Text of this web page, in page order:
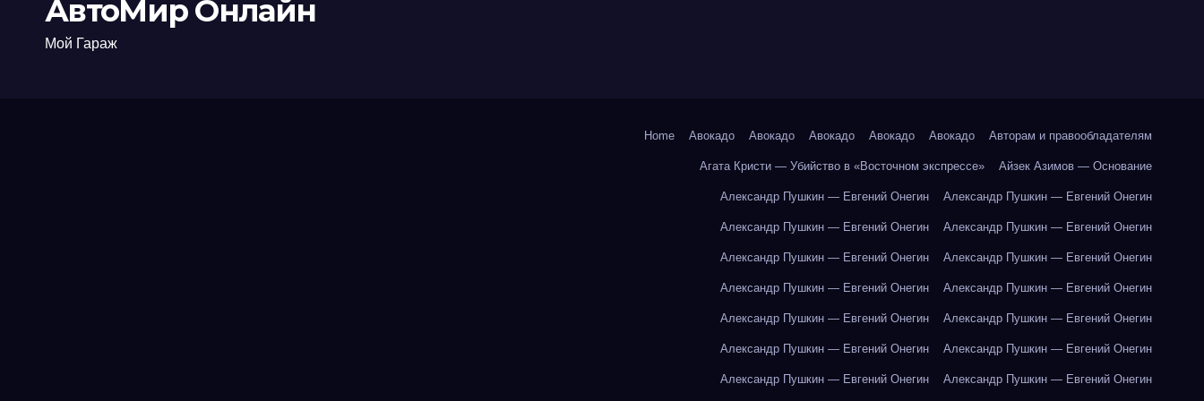
АвтоМир Онлайн
Мой Гараж
Home Авокадо Авокадо Авокадо Авокадо Авокадо Авторам и правообладателям
Агата Кристи — Убийство в «Восточном экспрессе» Айзек Азимов — Основание
Александр Пушкин — Евгений Онегин Александр Пушкин — Евгений Онегин
Александр Пушкин — Евгений Онегин Александр Пушкин — Евгений Онегин
Александр Пушкин — Евгений Онегин Александр Пушкин — Евгений Онегин
Александр Пушкин — Евгений Онегин Александр Пушкин — Евгений Онегин
Александр Пушкин — Евгений Онегин Александр Пушкин — Евгений Онегин
Александр Пушкин — Евгений Онегин Александр Пушкин — Евгений Онегин
Александр Пушкин — Евгений Онегин Александр Пушкин — Евгений Онегин